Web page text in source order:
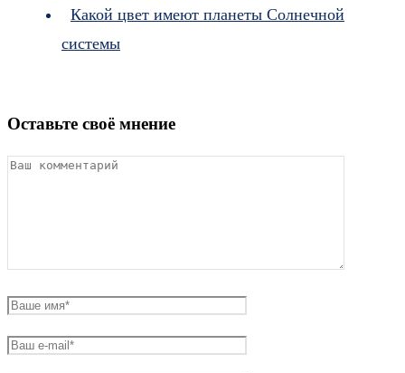
Какой цвет имеют планеты Солнечной
системы
Оставьте своё мнение